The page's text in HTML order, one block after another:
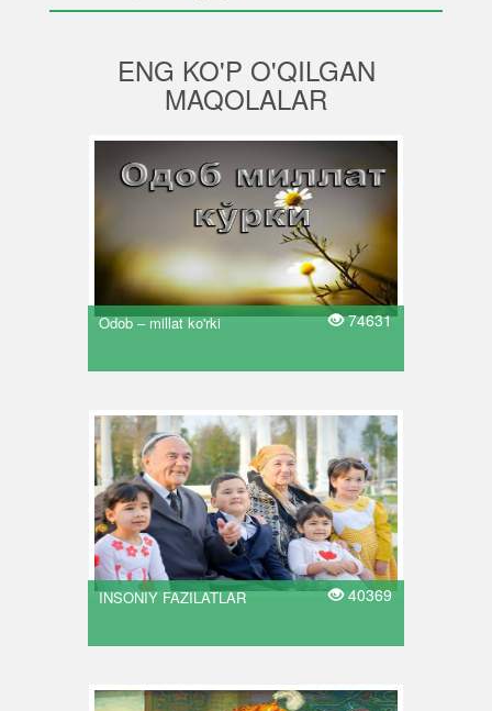
ENG KO'P O'QILGAN
MAQOLALAR
Odob – millat ko'rki 74631
INSONIY FAZILATLAR 40369